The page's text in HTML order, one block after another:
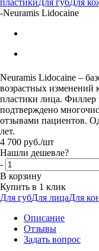
-Neuramis Lidocaine
Neuramis Lidocaine –
возрастных изменений
пластики лица. Филлер
подтверждено
отзывами пациентов.
лет.
4 700 руб./шт
Нашли дешевле?
-
В корзину
Купить в 1 клик
Для губДля лицаДля
Описание
Отзывы
Задать вопрос